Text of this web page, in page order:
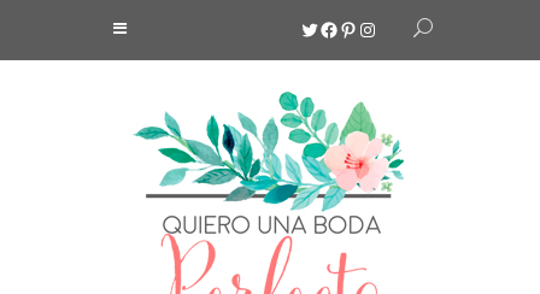
Twitter
Facebook
Pinterest
Instagram